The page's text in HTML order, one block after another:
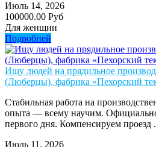
Июль 14, 2026
100000.00 Руб
Для женщин
Подробней
Ищу людей на прядильное
(Люберцы), фабрика «Пехорский
Стабильная работа на
опыта — всему научим.
первого дня. Компенсируем проезд
Июль 11, 2026